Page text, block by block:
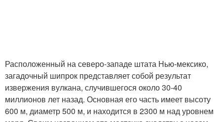
Расположенный на северо-западе штата Нью-мексико,
загадочный шипрок представляет собой результат
извержения вулкана, случившегося около 30-40
миллионов лет назад. Основная его часть имеет высоту
600 м, диаметр 500 м, и находится в 2300 м над уровнем